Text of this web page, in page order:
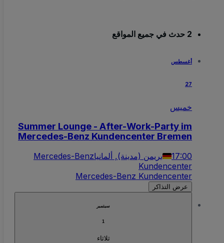
أغسطس
27
خميس
Summer Lounge - After-Work-Party im
Mercedes-Benz Kundencenter Bremen
17:00 بريمن (مدينة), ألمانياMercedes-Benz
Kundencenter
Mercedes-Benz Kundencenter
عرض التذاكر
سبتمبر
ثلاثاء